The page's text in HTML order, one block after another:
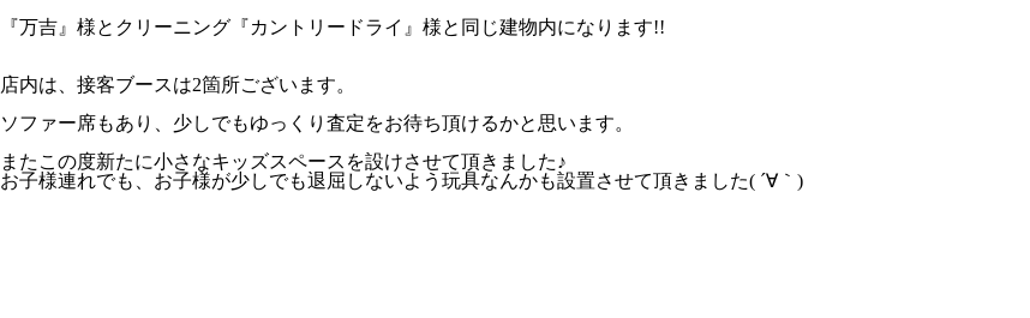
『万吉』様とクリーニング『カントリードライ』様と同じ建物内になります!!
店内は、接客ブースは2箇所ございます。
ソファー席もあり、少しでもゆっくり査定をお待ち頂けるかと思います。
またこの度新たに小さなキッズスペースを設けさせて頂きました♪
お子様連れでも、お子様が少しでも退屈しないよう玩具なんかも設置させて頂きました( ´∀｀)